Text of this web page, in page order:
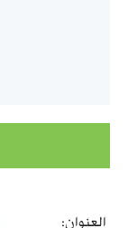
العنوان: